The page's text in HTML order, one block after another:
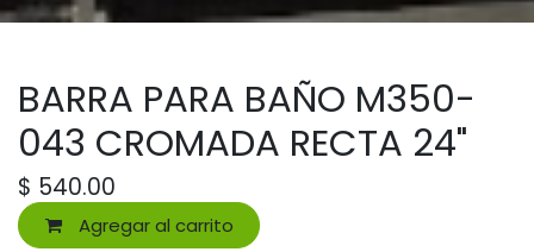
BARRA PARA BAÑO M350-
043 CROMADA RECTA 24"
$ 540.00
Agregar al carrito